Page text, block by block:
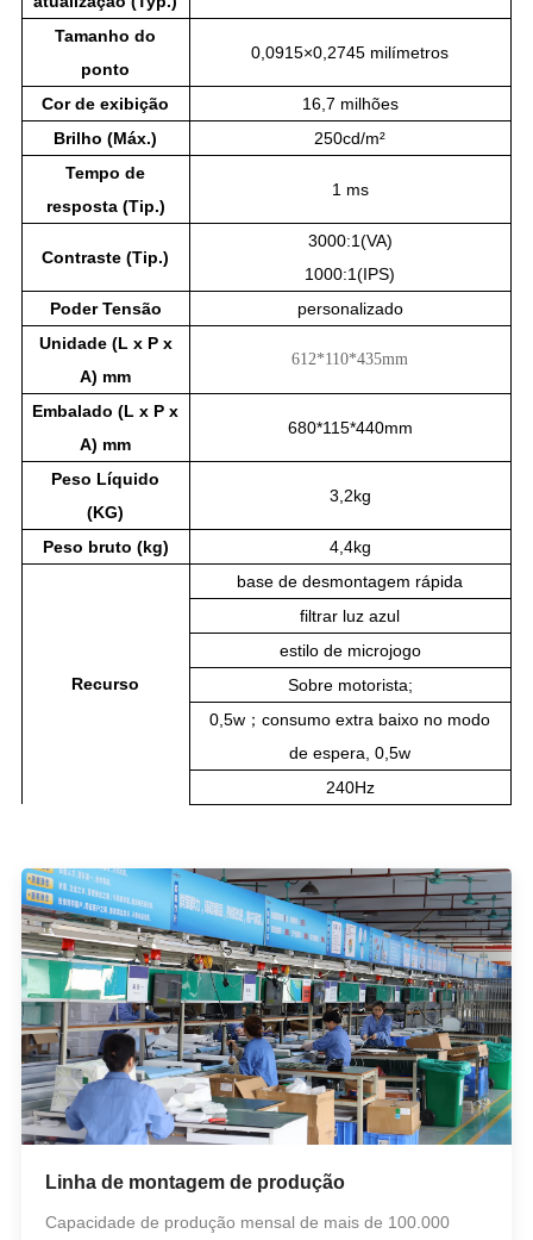
Tamanho do
ponto
0,0915×0,2745 milímetros
Cor de exibição
16,7 milhões
Brilho (Máx.)
250cd/m²
Tempo de
resposta (Tip.)
1 ms
Contraste (Tip.)
3000:1(VA)
1000:1(IPS)
PoderTensão
personalizado
Unidade (L x P x
A) mm
612*110*435mm
Embalado (L x P x
A) mm
680*115*440mm
Peso Líquido
(KG)
3,2kg
Peso bruto (kg) 4,4kg
Recurso
base de desmontagem rápida
filtrar luz azul
estilo de microjogo
Sobre motorista;
0,5w；consumo extra baixo no modo
de espera, 0,5w
240Hz
Linha de montagem de produção
Capacidade de produção mensal de mais de 100.000